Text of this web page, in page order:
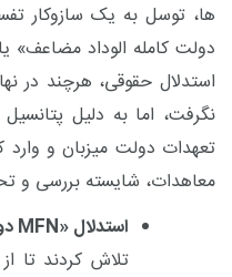
ها، توسل به یک سازوکار
دولت کامله الوداد مضاعف» یا
استدلال حقوقی، هرچند در
نگرفت، اما به دلیل
تعهدات دولت میزبان و وارد
معاهدات، شایسته بررسی و
استدلال «MFN
تلاش کردند تا